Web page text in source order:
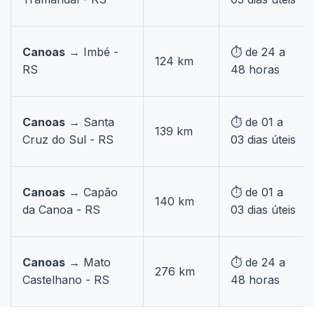
Canoas → Imbé -
RS
124 km
⏱️ de 24 a
48 horas
Canoas → Santa
Cruz do Sul - RS
139 km
⏱️ de 01 a
03 dias úteis
Canoas → Capão
da Canoa - RS
140 km
⏱️ de 01 a
03 dias úteis
Canoas → Mato
Castelhano - RS
276 km
⏱️ de 24 a
48 horas